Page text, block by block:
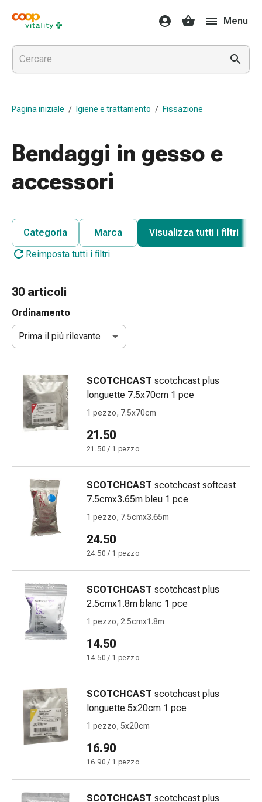
Farmaci
e
salute
Influenza
e
raffreddore
per
Farmaci
l'influenza
raffreddore
Mal
di
bronchite
Inalatori
e
naso
Raffreddore
delle
ferite
e
delle
ustioni
Bende
elastiche
fissaggio
Garza
Bendaggi
compressivi
Bende,
nastri
Menu
Pagina iniziale / Igiene e trattamento / Fissazione
Bendaggi in gesso e
accessori
Categoria Marca
Visualizza tutti i filtri
Reimposta tutti i filtri
30 articoli
Ordinamento
Prima il più rilevante
SCOTCHCAST scotchcast plus
longuette 7.5x70cm 1 pce
1 pezzo, 7.5x70cm
21.50
21.50 / 1 pezzo
SCOTCHCAST scotchcast softcast
7.5cmx3.65m bleu 1 pce
1 pezzo, 7.5cmx3.65m
24.50
24.50 / 1 pezzo
SCOTCHCAST scotchcast plus
2.5cmx1.8m blanc 1 pce
1 pezzo, 2.5cmx1.8m
14.50
14.50 / 1 pezzo
SCOTCHCAST scotchcast plus
longuette 5x20cm 1 pce
1 pezzo, 5x20cm
16.90
16.90 / 1 pezzo
SCOTCHCAST scotchcast plus